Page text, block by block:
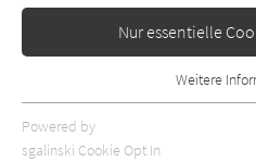
Nur essentielle
Essentielle Cookies werden für
Webseite benötigt. Dadurch ist
Weitere
Powered by
sgalinski Cookie Opt In